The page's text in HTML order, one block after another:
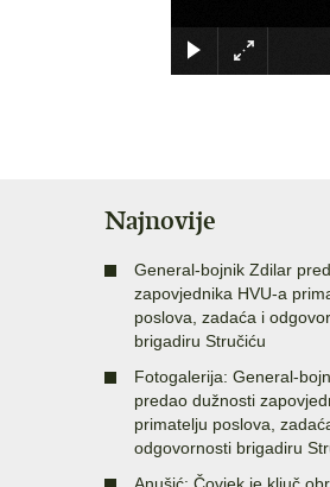
Najnovije
General-bojnik Zdilar
zapovjednika HVU-a
poslova, zadaća i
brigadiru Stručiću
Fotogalerija: General-
predao dužnosti
primatelju poslova,
odgovornosti brigadiru
Anušić: Čovjek je ključ